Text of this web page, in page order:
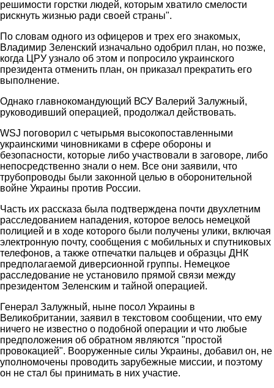
решимости горстки людей, которым хватило смелости
рискнуть жизнью ради своей страны".
По словам одного из офицеров и трех его знакомых,
Владимир Зеленский изначально одобрил план, но позже,
когда ЦРУ узнало об этом и попросило украинского
президента отменить план, он приказал прекратить его
выполнение.
Однако главнокомандующий ВСУ Валерий Залужный,
руководивший операцией, продолжал действовать.
WSJ поговорил с четырьмя высокопоставленными
украинскими чиновниками в сфере обороны и
безопасности, которые либо участвовали в заговоре, либо
непосредственно знали о нем. Все они заявили, что
трубопроводы были законной целью в оборонительной
войне Украины против России.
Часть их рассказа была подтверждена почти двухлетним
расследованием нападения, которое велось немецкой
полицией и в ходе которого были получены улики, включая
электронную почту, сообщения с мобильных и спутниковых
телефонов, а также отпечатки пальцев и образцы ДНК
предполагаемой диверсионной группы. Немецкое
расследование не установило прямой связи между
президентом Зеленским и тайной операцией.
Генерал Залужный, ныне посол Украины в
Великобритании, заявил в текстовом сообщении, что ему
ничего не известно о подобной операции и что любые
предположения об обратном являются "простой
провокацией". Вооруженные силы Украины, добавил он, не
уполномочены проводить зарубежные миссии, и поэтому
он не стал бы принимать в них участие.